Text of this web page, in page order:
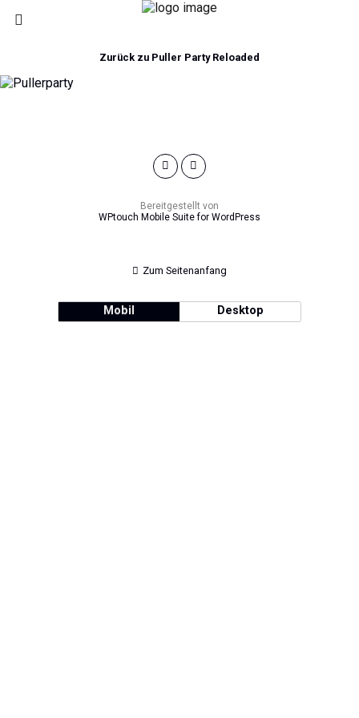
Zurück zu Puller Party Reloaded
Bereitgestellt von
WPtouch Mobile Suite for WordPress
Zum Seitenanfang
Mobil Desktop